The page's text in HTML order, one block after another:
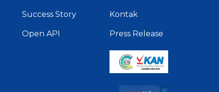
Success Story
Open API
Kontak
Press Release